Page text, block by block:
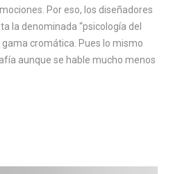
Por eso, los diseñadores
la denominada “psicología del
gama cromática. Pues lo mismo
aunque se hable mucho menos